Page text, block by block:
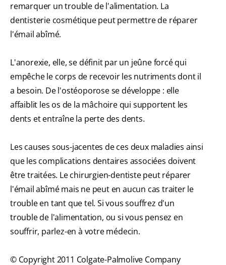
remarquer un trouble de l'alimentation. La
dentisterie cosmétique peut permettre de réparer
l'émail abîmé.
L'anorexie, elle, se définit par un jeûne forcé qui
empêche le corps de recevoir les nutriments dont il
a besoin. De l'ostéoporose se développe : elle
affaiblit les os de la mâchoire qui supportent les
dents et entraîne la perte des dents.
Les causes sous-jacentes de ces deux maladies ainsi
que les complications dentaires associées doivent
être traitées. Le chirurgien-dentiste peut réparer
l'émail abîmé mais ne peut en aucun cas traiter le
trouble en tant que tel. Si vous souffrez d'un
trouble de l'alimentation, ou si vous pensez en
souffrir, parlez-en à votre médecin.
© Copyright 2011 Colgate-Palmolive Company